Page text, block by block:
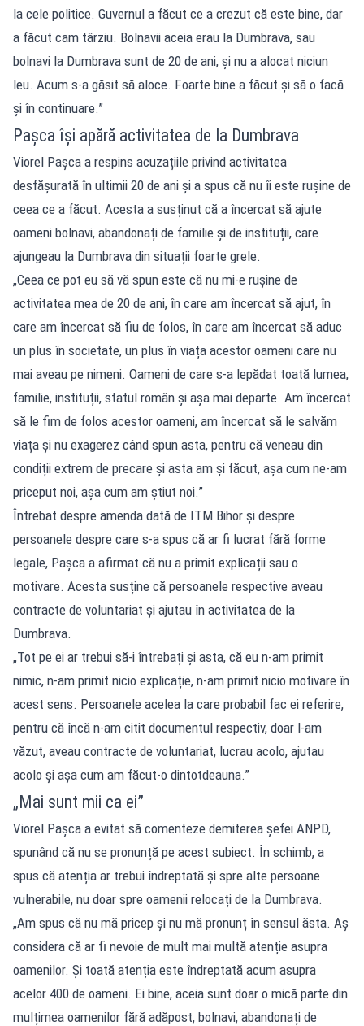
la cele politice. Guvernul a făcut ce a crezut că este bine, dar
a făcut cam târziu. Bolnavii aceia erau la Dumbrava, sau
bolnavi la Dumbrava sunt de 20 de ani, și nu a alocat niciun
leu. Acum s-a găsit să aloce. Foarte bine a făcut și să o facă
și în continuare.”
Pașca își apără activitatea de la Dumbrava
Viorel Pașca a respins acuzațiile privind activitatea
desfășurată în ultimii 20 de ani și a spus că nu îi este rușine de
ceea ce a făcut. Acesta a susținut că a încercat să ajute
oameni bolnavi, abandonați de familie și de instituții, care
ajungeau la Dumbrava din situații foarte grele.
„Ceea ce pot eu să vă spun este că nu mi-e rușine de
activitatea mea de 20 de ani, în care am încercat să ajut, în
care am încercat să fiu de folos, în care am încercat să aduc
un plus în societate, un plus în viața acestor oameni care nu
mai aveau pe nimeni. Oameni de care s-a lepădat toată lumea,
familie, instituții, statul român și așa mai departe. Am încercat
să le fim de folos acestor oameni, am încercat să le salvăm
viața și nu exagerez când spun asta, pentru că veneau din
condiții extrem de precare și asta am și făcut, așa cum ne-am
priceput noi, așa cum am știut noi.”
Întrebat despre amenda dată de ITM Bihor și despre
persoanele despre care s-a spus că ar fi lucrat fără forme
legale, Pașca a afirmat că nu a primit explicații sau o
motivare. Acesta susține că persoanele respective aveau
contracte de voluntariat și ajutau în activitatea de la
Dumbrava.
„Tot pe ei ar trebui să-i întrebați și asta, că eu n-am primit
nimic, n-am primit nicio explicație, n-am primit nicio motivare în
acest sens. Persoanele acelea la care probabil fac ei referire,
pentru că încă n-am citit documentul respectiv, doar l-am
văzut, aveau contracte de voluntariat, lucrau acolo, ajutau
acolo și așa cum am făcut-o dintotdeauna.”
„Mai sunt mii ca ei”
Viorel Pașca a evitat să comenteze demiterea șefei ANPD,
spunând că nu se pronunță pe acest subiect. În schimb, a
spus că atenția ar trebui îndreptată și spre alte persoane
vulnerabile, nu doar spre oamenii relocați de la Dumbrava.
„Am spus că nu mă pricep și nu mă pronunț în sensul ăsta. Aș
considera că ar fi nevoie de mult mai multă atenție asupra
oamenilor. Și toată atenția este îndreptată acum asupra
acelor 400 de oameni. Ei bine, aceia sunt doar o mică parte din
mulțimea oamenilor fără adăpost, bolnavi, abandonați de